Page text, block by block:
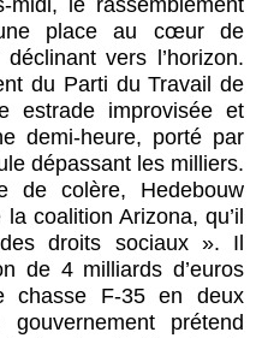
midi, le rassemblement
place au cœur de
vers l’horizon.
du Parti du Travail de
estrade improvisée et
demi-heure, porté par
dépassant les milliers.
de colère, Hedebouw
coalition Arizona, qu’il
droits sociaux ». Il
de 4 milliards d’euros
chasse F-35 en deux
prétend